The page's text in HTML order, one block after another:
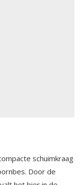
schuimkraag
Door de